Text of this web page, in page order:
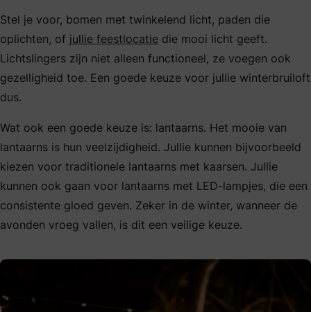
Stel je voor, bomen met twinkelend licht, paden die
oplichten, of jullie feestlocatie die mooi licht geeft.
Lichtslingers zijn niet alleen functioneel, ze voegen ook
gezelligheid toe. Een goede keuze voor jullie winterbruiloft
dus.
Wat ook een goede keuze is: lantaarns. Het mooie van
lantaarns is hun veelzijdigheid. Jullie kunnen bijvoorbeeld
kiezen voor traditionele lantaarns met kaarsen. Jullie
kunnen ook gaan voor lantaarns met LED-lampjes, die een
consistente gloed geven. Zeker in de winter, wanneer de
avonden vroeg vallen, is dit een veilige keuze.